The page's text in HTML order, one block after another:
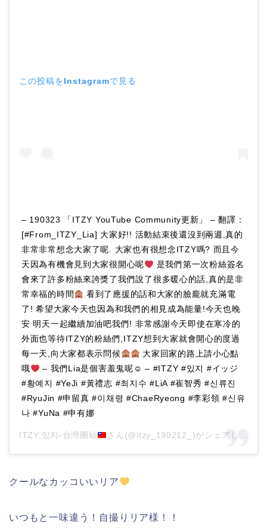
この投稿をInstagramで見る
– 190323 「ITZY YouTube Community更新」 – 翻譯：
[#From_ITZY_Lia] 大家好!! 活動結束後還沒到兩週,真的
非常非常想念大家了呢. 大家也有很想念ITZY嗎? 而且今
天因為有機會見到大家很開心呢
是我們第一次粉絲簽名
會來了許多粉絲來誇獎了我們說了很多暖心的話,真的是非
常幸福的時間
看到了應援的話和大家的臉龐就充滿電
了! 希望大家今天也因為和我們的相見成為能量!今天也晚
安 明天一起繼續加油吧我們! 非常感謝今天即使在寒冷的
外面也等待ITZY的粉絲們,ITZY想到大家就會開心的度過
每一天,向大家都表示問候
大家回家的路上請小心點
哦
– 我們Lia是個害羞鬼呢☺ – #ITZY #있지 #イッジ
#황예지 #YeJi #黃禮志 #최지수 #LiA #崔智秀 #신류진
#RyuJin #申留真 #이채령 #ChaeRyeong #李彩領 #신유
나 #YuNa #申有娜
ITZY:있지-台灣團站 さん(@itzy_190212_)がシェアした投稿 –
クールなカッコいいリア
いつもと一味違う！自撮りリア様！！